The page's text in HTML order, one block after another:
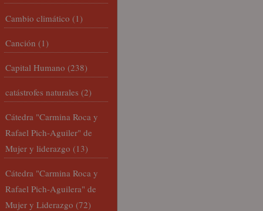
Cambio climático (1)
Canción (1)
Capital Humano (238)
catástrofes naturales (2)
Cátedra "Carmina Roca y
Rafael Pich-Aguiler" de
Mujer y liderazgo (13)
Cátedra "Carmina Roca y
Rafael Pich-Aguilera" de
Mujer y Liderazgo (72)